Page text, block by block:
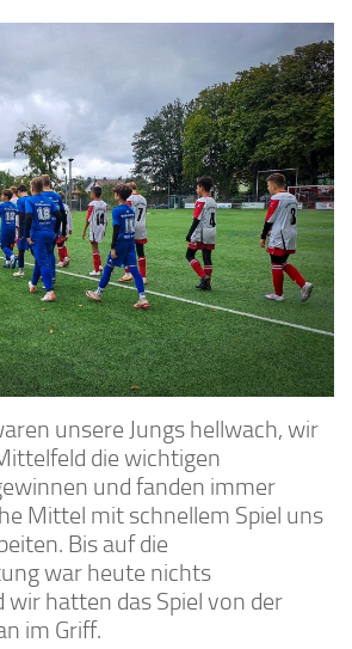
unsere Jungs hellwach, wir
die wichtigen
und fanden immer
Mittel mit schnellem Spiel uns
Bis auf die
war heute nichts
wir hatten das Spiel von der
im Griff.